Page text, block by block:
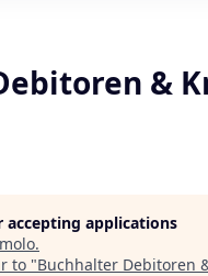
&
accepting applications
.
to "Buchhalter Debitoren